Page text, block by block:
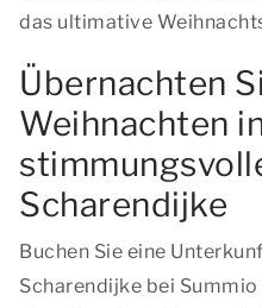
das ultimative
Übernachten
Weihnachten
Scharendijke
Buchen Sie eine
Scharendijke bei